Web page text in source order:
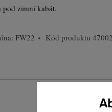
pod zimní kabát.
FW22 Kód produktu